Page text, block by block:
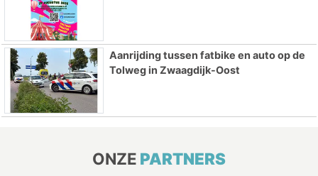
Aanrijding tussen fatbike en auto op de
Tolweg in Zwaagdijk-Oost
ONZE PARTNERS